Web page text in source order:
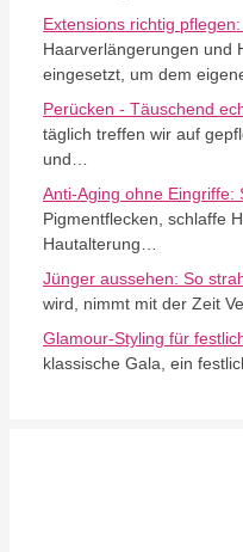
Extensions richtig
Haarverlängerungen und
eingesetzt, um dem
Perücken - Täuschend
täglich treffen wir auf
und…
Anti-Aging ohne Eingriffe:
Pigmentflecken, schlaffe
Hautalterung…
Jünger aussehen: So
wird, nimmt mit der Zeit
Glamour-Styling für
klassische Gala, ein